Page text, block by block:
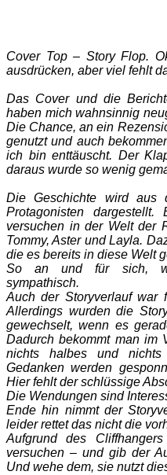
Cover Top – Story Flop.
ausdrücken, aber viel fehlt
Das Cover und die
haben mich wahnsinnig
Die Chance, an ein
genutzt und auch
ich bin enttäuscht. Der
daraus wurde so wenig
Die Geschichte wird aus
Protagonisten
versuchen in der Welt der
Tommy, Aster und Layla.
die es bereits in diese Welt
So an und für sich,
sympathisch.
Auch der Storyverlauf war
Allerdings wurden die
gewechselt, wenn es
Dadurch bekommt man im
nichts halbes und
Gedanken werden
Hier fehlt der schlüssige
Die Wendungen sind
Ende hin nimmt der
leider rettet das nicht die
Aufgrund des
versuchen – und gib der
Und wehe dem, sie nutzt